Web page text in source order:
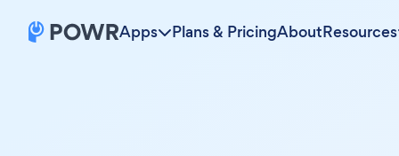
Apps Plans & PricingAboutResources